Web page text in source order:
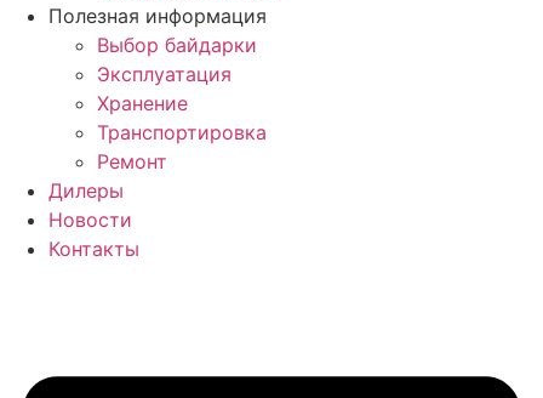
Полезная информация
Выбор байдарки
Эксплуатация
Хранение
Транспортировка
Ремонт
Дилеры
Новости
Контакты